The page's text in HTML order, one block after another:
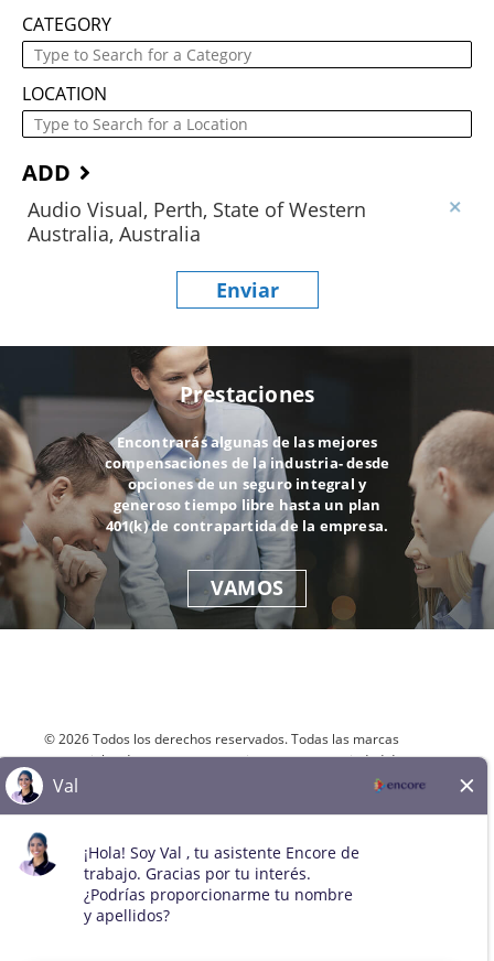
CATEGORY
LOCATION
ADD
Audio Visual, Perth, State of Western
Australia, Australia
Enviar
Prestaciones
Encontrarás algunas de las mejores
compensaciones de la industria- desde
opciones de un seguro integral y
generoso tiempo libre hasta un plan
401(k) de contrapartida de la empresa.
VAMOS
© 2026 Todos los derechos reservados. Todas las marcas
comerciales de terceros se mantienen como propiedad de sus
respectivos dueños. Todos los solicitantes cualificados serán
discapacidad, condición de veterano, edad, estado civil,
embarazo, información genética o cualquier otra condición
legalmente protegida.